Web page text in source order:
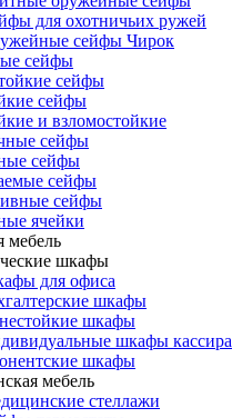
для охотничьих ружей
сейфы Чирок
сейфы
сейфы
сейфы
и взломостойкие
сейфы
сейфы
сейфы
сейфы
ячейки
мебель
шкафы
для офиса
шкафы
шкафы
шкафы кассира
шкафы
мебель
стеллажи